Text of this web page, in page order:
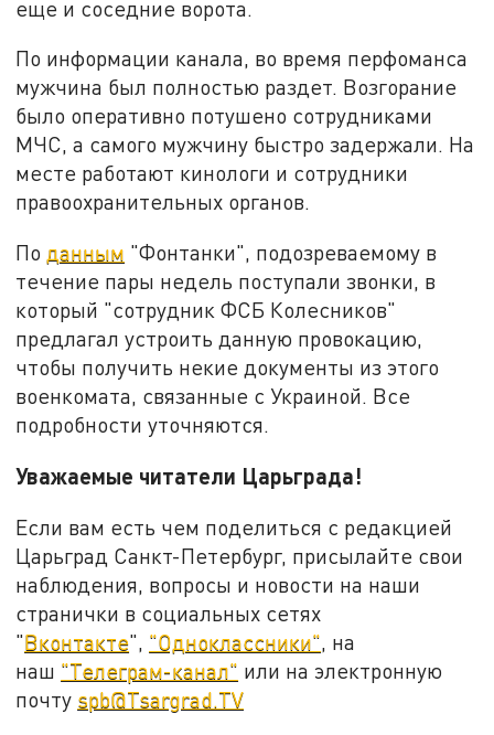
еще и соседние ворота.
По информации канала, во время перфоманса
мужчина был полностью раздет. Возгорание
было оперативно потушено сотрудниками
МЧС, а самого мужчину быстро задержали. На
месте работают кинологи и сотрудники
правоохранительных органов.
По данным "Фонтанки", подозреваемому в
течение пары недель поступали звонки, в
который "сотрудник ФСБ Колесников"
предлагал устроить данную провокацию,
чтобы получить некие документы из этого
военкомата, связанные с Украиной. Все
подробности уточняются.
Уважаемые читатели Царьграда!
Если вам есть чем поделиться с редакцией
Царьград Санкт-Петербург, присылайте свои
наблюдения, вопросы и новости на наши
странички в социальных сетях
"Вконтакте", "Одноклассники" , на
наш "Телеграм-канал" или на электронную
почту spb@Tsargrad.TV